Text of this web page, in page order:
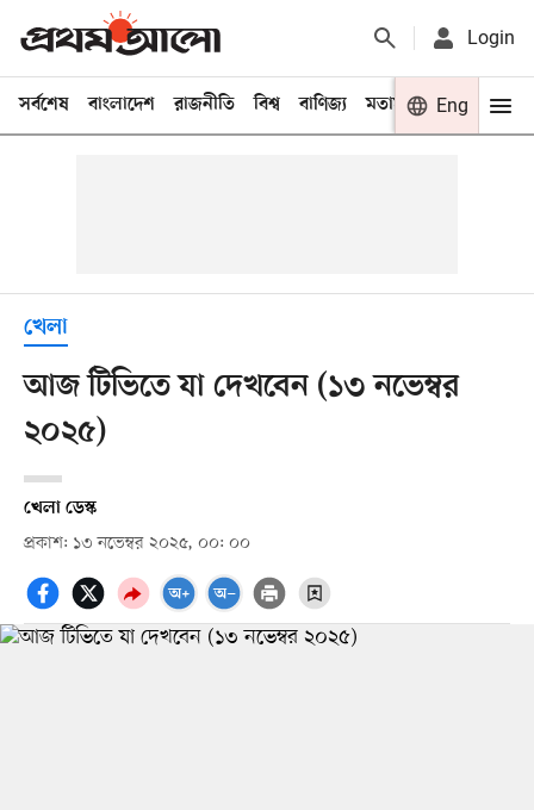
Login
সর্বশেষ বাংলাদেশ রাজনীতি বিশ্ব বাণিজ্য মতামত খেলা
Eng
খেলা
আজ টিভিতে যা দেখবেন (১৩ নভেম্বর
২০২৫)
খেলা ডেস্ক
প্রকাশ: ১৩ নভেম্বর ২০২৫, ০০: ০০